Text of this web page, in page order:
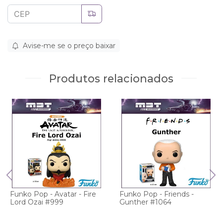
Avise-me se o preço baixar
Produtos relacionados
Funko Pop - Avatar - Fire
Lord Ozai #999
Funko Pop - Friends -
Gunther #1064